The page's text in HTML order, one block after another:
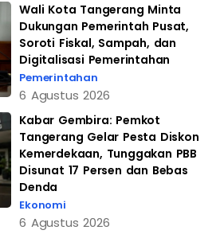
Wali Kota Tangerang Minta
Dukungan Pemerintah Pusat,
Soroti Fiskal, Sampah, dan
Digitalisasi Pemerintahan
Pemerintahan
6 Agustus 2026
Kabar Gembira: Pemkot
Tangerang Gelar Pesta Diskon
Kemerdekaan, Tunggakan PBB
Disunat 17 Persen dan Bebas
Denda
Ekonomi
6 Agustus 2026